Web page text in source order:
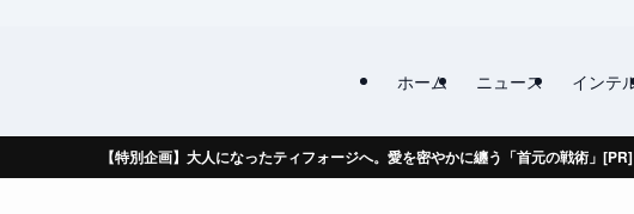
ホーム ニュース インテ
【特別企画】大人になったティフォージへ。愛を密やかに纏う「首元の戦術」[PR]